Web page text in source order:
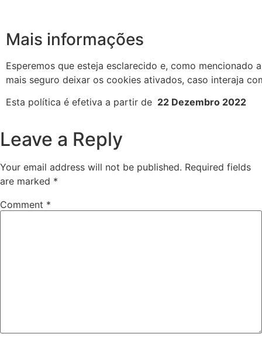
Mais informações
Esperemos que esteja esclarecido e, como
mais seguro deixar os cookies ativados, caso interaja
Esta política é efetiva a partir de 22 Dezembro 2022
Leave a Reply
Your email address will not be published. Required fields
are marked *
Comment *